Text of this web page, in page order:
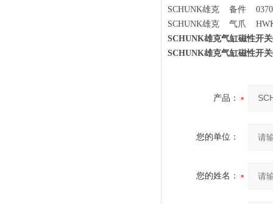
SCHUNK雄克 备件
SCHUNK雄克 气爪
SCHUNK雄克气缸磁性开
SCHUNK雄克气缸磁性开
产品：
您的单位：
您的姓名：